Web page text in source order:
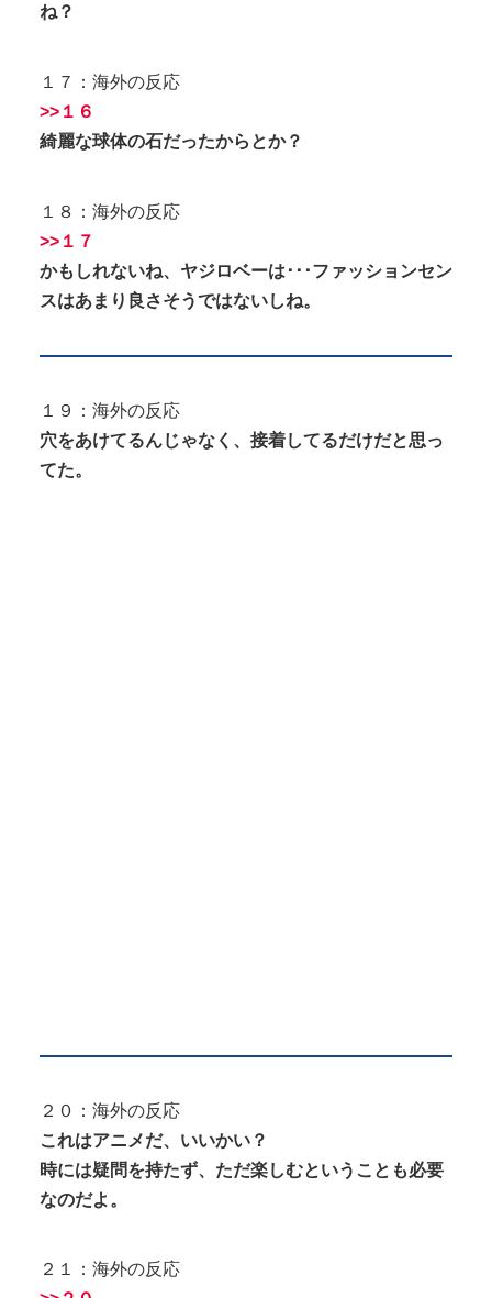
ね？
１７：海外の反応
>>１６
綺麗な球体の石だったからとか？
１８：海外の反応
>>１７
かもしれないね、ヤジロベーは･･･ファッションセン
スはあまり良さそうではないしね。
１９：海外の反応
穴をあけてるんじゃなく、接着してるだけだと思っ
てた。
２０：海外の反応
これはアニメだ、いいかい？
時には疑問を持たず、ただ楽しむということも必要
なのだよ。
２１：海外の反応